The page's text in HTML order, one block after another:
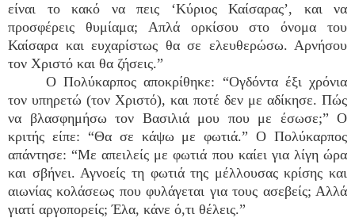
είναι το κακό να πεις ‘Κύριος Καίσαρας’, και να
προσφέρεις θυμίαμα; Απλά ορκίσου στο όνομα του
Καίσαρα και ευχαρίστως θα σε ελευθερώσω. Αρνήσου
τον Χριστό και θα ζήσεις.”
Ο Πολύκαρπος αποκρίθηκε: “Ογδόντα έξι χρόνια
τον υπηρετώ (τον Χριστό), και ποτέ δεν με αδίκησε. Πώς
να βλασφημήσω τον Βασιλιά μου που με έσωσε;” Ο
κριτής είπε: “Θα σε κάψω με φωτιά.” Ο Πολύκαρπος
απάντησε: “Με απειλείς με φωτιά που καίει για λίγη ώρα
και σβήνει. Αγνοείς τη φωτιά της μέλλουσας κρίσης και
αιωνίας κολάσεως που φυλάγεται για τους ασεβείς; Αλλά
γιατί αργοπορείς; Έλα, κάνε ό,τι θέλεις.”